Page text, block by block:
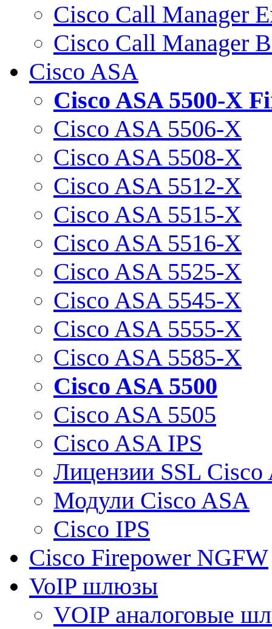
Cisco Call Manager
Cisco Call Manager
Cisco ASA
Cisco ASA 5500-X
Cisco ASA 5506-X
Cisco ASA 5508-X
Cisco ASA 5512-X
Cisco ASA 5515-X
Cisco ASA 5516-X
Cisco ASA 5525-X
Cisco ASA 5545-X
Cisco ASA 5555-X
Cisco ASA 5585-X
Cisco ASA 5500
Cisco ASA 5505
Cisco ASA IPS
Лицензии SSL Cisco
Модули Cisco ASA
Cisco IPS
Cisco Firepower NGFW
VoIP шлюзы
VOIP аналоговые